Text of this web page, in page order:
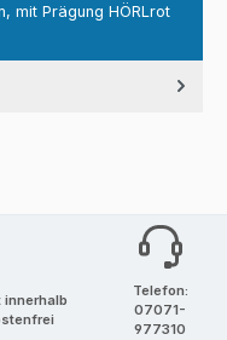
mit Prägung HÖRLrot
Telefon:
07071-
977310